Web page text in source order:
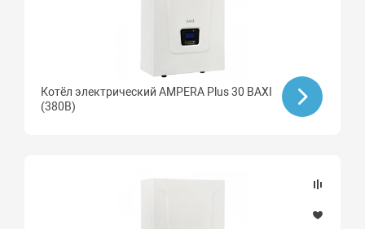
Котёл электрический AMPERA Plus 30 BAXI
(380В)